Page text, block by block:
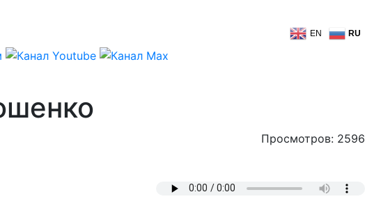
EN RU
Просмотров: 2596